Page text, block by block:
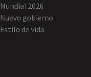
Mundial 2026
Nuevo gobierno
Estilo de vida